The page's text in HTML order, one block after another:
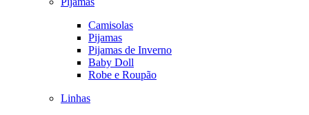
Camisolas
Pijamas
Pijamas de Inverno
Baby Doll
Robe e Roupão
Linhas